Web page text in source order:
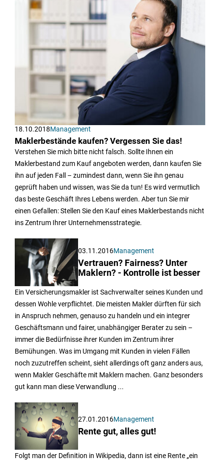
18.10.2018Management
Maklerbestände kaufen? Vergessen Sie das!
Verstehen Sie mich bitte nicht falsch. Sollte Ihnen ein
Maklerbestand zum Kauf angeboten werden, dann kaufen Sie
ihn auf jeden Fall – zumindest dann, wenn Sie ihn genau
geprüft haben und wissen, was Sie da tun! Es wird vermutlich
das beste Geschäft Ihres Lebens werden. Aber tun Sie mir
einen Gefallen: Stellen Sie den Kauf eines Maklerbestands nicht
ins Zentrum Ihrer Unternehmensstrategie.
03.11.2016Management
Vertrauen? Fairness? Unter
Maklern? - Kontrolle ist besser
Ein Versicherungsmakler ist Sachverwalter seines Kunden und
dessen Wohle verpflichtet. Die meisten Makler dürften für sich
in Anspruch nehmen, genauso zu handeln und ein integrer
Geschäftsmann und fairer, unabhängiger Berater zu sein –
immer die Bedürfnisse ihrer Kunden im Zentrum ihrer
Bemühungen. Was im Umgang mit Kunden in vielen Fällen
noch zuzutreffen scheint, sieht allerdings oft ganz anders aus,
wenn Makler Geschäfte mit Maklern machen. Ganz besonders
gut kann man diese Verwandlung ...
27.01.2016Management
Rente gut, alles gut!
Folgt man der Definition in Wikipedia, dann ist eine Rente „ein